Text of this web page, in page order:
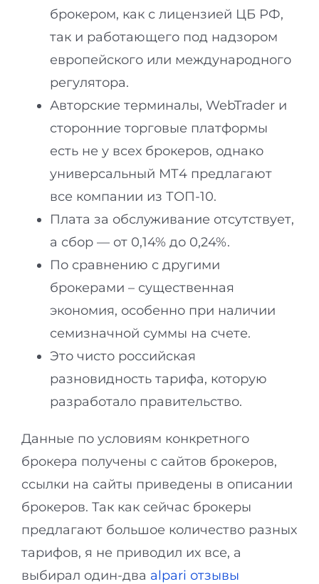
брокером, как с лицензией ЦБ РФ,
так и работающего под надзором
европейского или международного
регулятора.
Авторские терминалы, WebTrader и
сторонние торговые платформы
есть не у всех брокеров, однако
универсальный МТ4 предлагают
все компании из ТОП-10.
Плата за обслуживание отсутствует,
а сбор — от 0,14% до 0,24%.
По сравнению с другими
брокерами – существенная
экономия, особенно при наличии
семизначной суммы на счете.
Это чисто российская
разновидность тарифа, которую
разработало правительство.
Данные по условиям конкретного
брокера получены с сайтов брокеров,
ссылки на сайты приведены в описании
брокеров. Так как сейчас брокеры
предлагают большое количество разных
тарифов, я не приводил их все, а
выбирал один-два alpari отзывы